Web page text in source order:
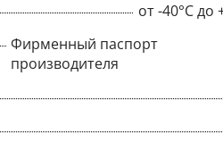
от -40°C до
Фирменный паспорт
производителя